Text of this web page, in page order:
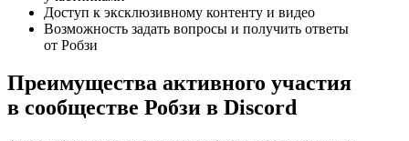
Доступ к эксклюзивному контенту и видео
Возможность задать вопросы и получить ответы
от Робзи
Преимущества активного участия
в сообществе Робзи в Discord